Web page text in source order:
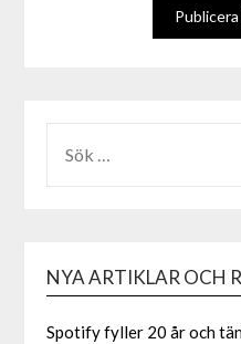
NYA ARTIKLAR OCH
Spotify fyller 20 år och